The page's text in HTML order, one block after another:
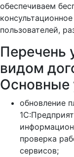
обеспечиваем
пользователей,
Перечень
видом
Основные
обновление
проверка
сервисов;